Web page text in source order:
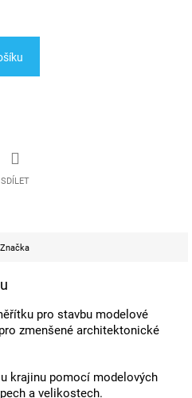
SDÍLET
Značka
pro stavbu modelové
zmenšené architektonické
krajinu pomocí modelových
a velikostech.